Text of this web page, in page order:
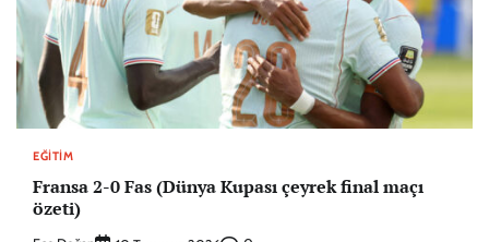
EĞITIM
Fransa 2-0 Fas (Dünya Kupası çeyrek final maçı
özeti)